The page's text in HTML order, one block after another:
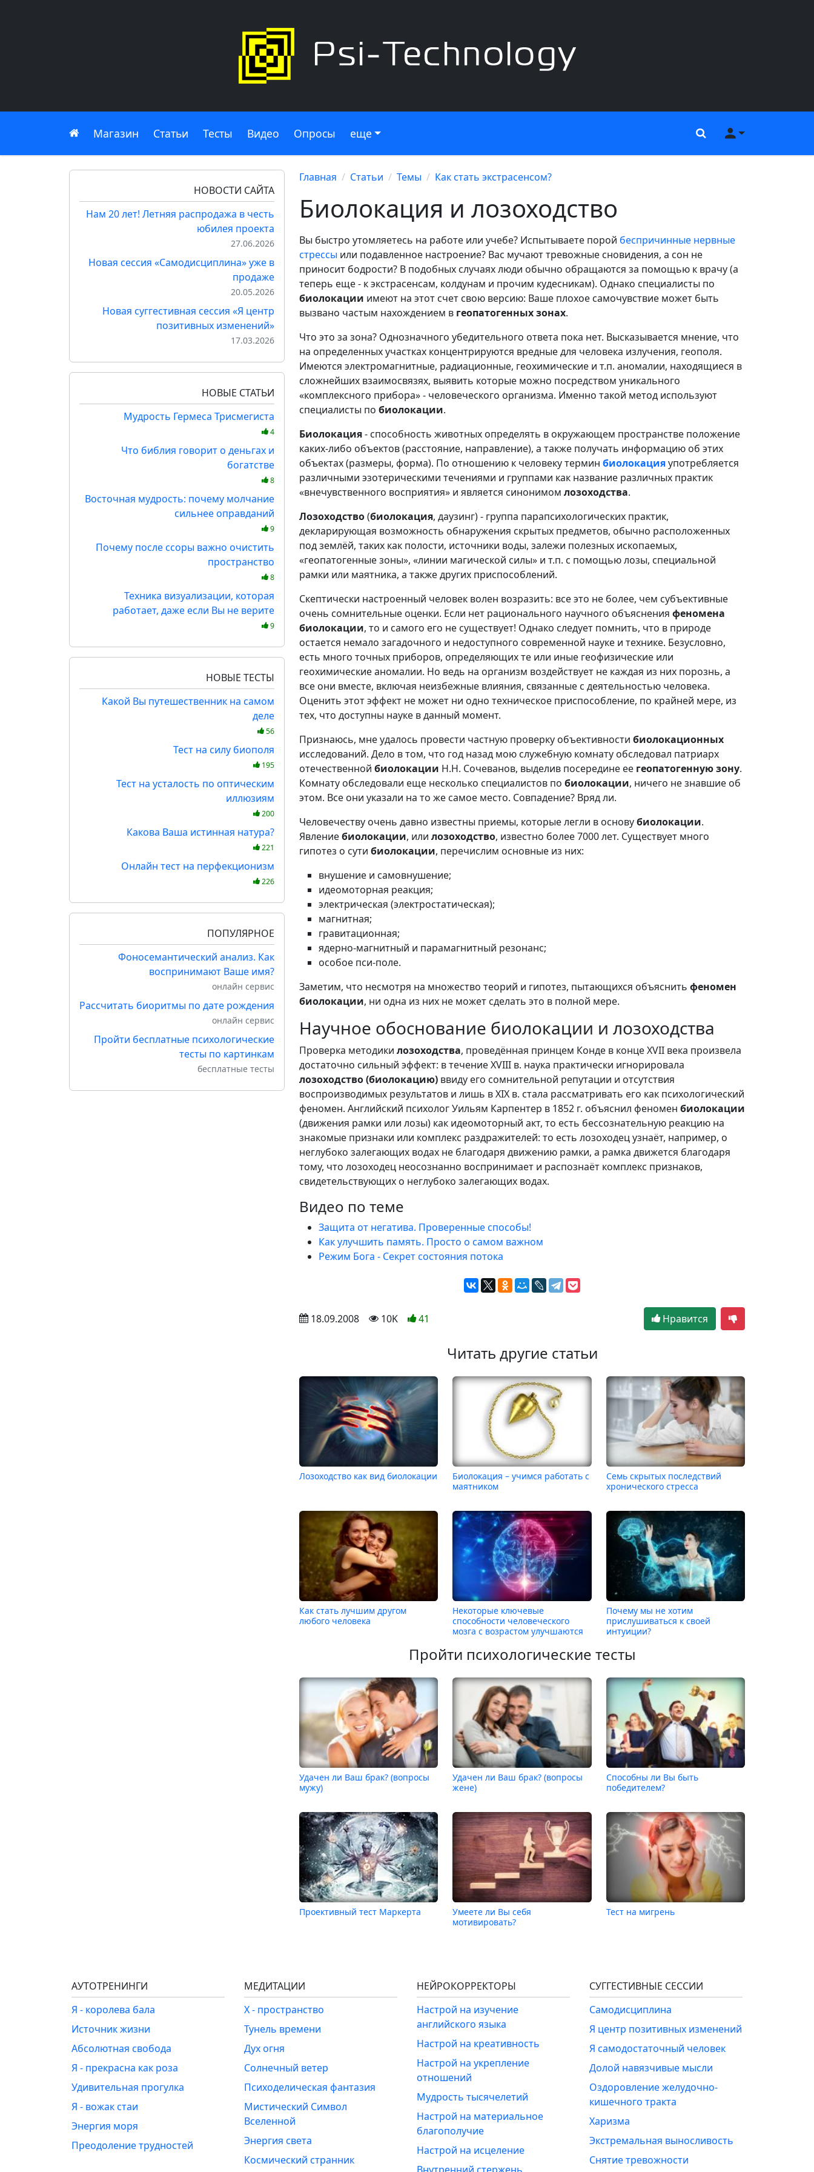
Главная
Магазин Статьи Тесты Видео Опросы еще ПоискМеню
НОВОСТИ САЙТА
Нам 20 лет! Летняя распродажа в честь
юбилея проекта
27.06.2026
Новая сессия «Самодисциплина» уже в
продаже
20.05.2026
Новая суггестивная сессия «Я центр
позитивных изменений»
17.03.2026
НОВЫЕ СТАТЬИ
Мудрость Гермеса Трисмегиста
4
Что библия говорит о деньгах и
богатстве
8
Восточная мудрость: почему молчание
сильнее оправданий
9
Почему после ссоры важно очистить
пространство
8
Техника визуализации, которая
работает, даже если Вы не верите
9
НОВЫЕ ТЕСТЫ
Какой Вы путешественник на самом
деле
56
Тест на силу биополя
195
Тест на усталость по оптическим
иллюзиям
200
Какова Ваша истинная натура?
221
Онлайн тест на перфекционизм
226
ПОПУЛЯРНОЕ
Фоносемантический анализ. Как
воспринимают Ваше имя?
онлайн сервис
Рассчитать биоритмы по дате рождения
онлайн сервис
Пройти бесплатные психологические
тесты по картинкам
бесплатные тесты
Главная Статьи Темы Как стать экстрасенсом?
Биолокация и лозоходство
Вы быстро утомляетесь на работе или учебе? Испытываете порой беспричинные нервные
стрессы или подавленное настроение? Вас мучают тревожные сновидения, а сон не
приносит бодрости? В подобных случаях люди обычно обращаются за помощью к врачу (а
теперь еще - к экстрасенсам, колдунам и прочим кудесникам). Однако специалисты по
биолокации имеют на этот счет свою версию: Ваше плохое самочувствие может быть
вызвано частым нахождением в геопатогенных зонах.
Что это за зона? Однозначного убедительного ответа пока нет. Высказывается мнение, что
на определенных участках концентрируются вредные для человека излучения, геополя.
Имеются электромагнитные, радиационные, геохимические и т.п. аномалии, находящиеся в
сложнейших взаимосвязях, выявить которые можно посредством уникального
«комплексного прибора» - человеческого организма. Именно такой метод используют
специалисты по биолокации.
Биолокация- способность животных определять в окружающем пространстве положение
каких-либо объектов (расстояние, направление), а также получать информацию об этих
объектах (размеры, форма). По отношению к человеку термин биолокацияупотребляется
различными эзотерическими течениями и группами как название различных практик
«внечувственного восприятия» и является синонимом лозоходства.
Лозоходство(биолокация, даузинг) - группа парапсихологических практик,
декларирующая возможность обнаружения скрытых предметов, обычно расположенных
под землёй, таких как полости, источники воды, залежи полезных ископаемых,
«геопатогенные зоны», «линии магической силы» и т.п. с помощью лозы, специальной
рамки или маятника, а также других приспособлений.
Скептически настроенный человек волен возразить: все это не более, чем субъективные
очень сомнительные оценки. Если нет рационального научного объяснения феномена
биолокации, то и самого его не существует! Однако следует помнить, что в природе
остается немало загадочного и недоступного современной науке и технике. Безусловно,
есть много точных приборов, определяющих те или иные геофизические или
геохимические аномалии. Но ведь на организм воздействует не каждая из них порознь, а
все они вместе, включая неизбежные влияния, связанные с деятельностью человека.
Оценить этот эффект не может ни одно техническое приспособление, по крайней мере, из
тех, что доступны науке в данный момент.
Признаюсь, мне удалось провести частную проверку объективности биолокационных
исследований. Дело в том, что год назад мою служебную комнату обследовал патриарх
отечественной биолокации Н.Н. Сочеванов, выделив посередине ее геопатогенную зону.
Комнату обследовали еще несколько специалистов по биолокации, ничего не знавшие об
этом. Все они указали на то же самое место. Совпадение? Вряд ли.
Человечеству очень давно известны приемы, которые легли в основубиолокации.
Явлениебиолокации, или лозоходство, известно более 7000 лет. Существует много
гипотез о сути биолокации, перечислим основные из них:
внушение и самовнушение;
идеомоторная реакция;
электрическая (электростатическая);
магнитная;
гравитационная;
ядерно-магнитный и парамагнитный резонанс;
особое пси-поле.
Заметим, что несмотря на множество теорий и гипотез, пытающихся объяснить феномен
биолокации, ни одна из них не может сделать это в полной мере.
Научное обоснование биолокации и лозоходства
Проверка методики лозоходства, проведённая принцем Конде в конце XVII века произвела
достаточно сильный эффект: в течение XVIII в. наука практически игнорировала
лозоходство (биолокацию) ввиду его сомнительной репутации и отсутствия
воспроизводимых результатов и лишь в XIX в. стала рассматривать его как психологический
феномен. Английский психолог Уильям Карпентер в 1852 г. объяснил феномен биолокации
(движения рамки или лозы) как идеомоторный акт, то есть бессознательную реакцию на
знакомые признаки или комплекс раздражителей: то есть лозоходец узнаёт, например, о
неглубоко залегающих водах не благодаря движению рамки, а рамка движется благодаря
тому, что лозоходец неосознанно воспринимает и распознаёт комплекс признаков,
свидетельствующих о неглубоко залегающих водах.
Видео по теме
Защита от негатива. Проверенные способы!
Как улучшить память. Просто о самом важном
Режим Бога - Секрет состояния потока
18.09.2008 10K 41 Нравится
Читать другие статьи
Лозоходство как вид биолокации
Биолокация – учимся работать с
маятником
Семь скрытых последствий
хронического стресса
Как стать лучшим другом
любого человека
Некоторые ключевые
способности человеческого
мозга с возрастом улучшаются
Почему мы не хотим
прислушиваться к своей
интуиции?
Пройти психологические тесты
Удачен ли Ваш брак? (вопросы
мужу)
Удачен ли Ваш брак? (вопросы
жене)
Способны ли Вы быть
победителем?
Проективный тест Маркерта
Умеете ли Вы себя
мотивировать?
Тест на мигрень
АУТОТРЕНИНГИ
Я - королева бала
Источник жизни
Абсолютная свобода
Я - прекрасна как роза
Удивительная прогулка
Я - вожак стаи
Энергия моря
Преодоление трудностей
МЕДИТАЦИИ
Х - пространство
Тунель времени
Дух огня
Солнечный ветер
Психоделическая фантазия
Мистический Символ
Вселенной
Энергия света
Космический странник
НЕЙРОКОРРЕКТОРЫ
Настрой на изучение
английского языка
Настрой на креативность
Настрой на укрепление
отношений
Мудрость тысячелетий
Настрой на материальное
благополучие
Настрой на исцеление
СУГГЕСТИВНЫЕ СЕССИИ
Самодисциплина
Я центр позитивных изменений
Я самодостаточный человек
Долой навязчивые мысли
Оздоровление желудочно-
кишечного тракта
Харизма
Экстремальная выносливость
Снятие тревожности